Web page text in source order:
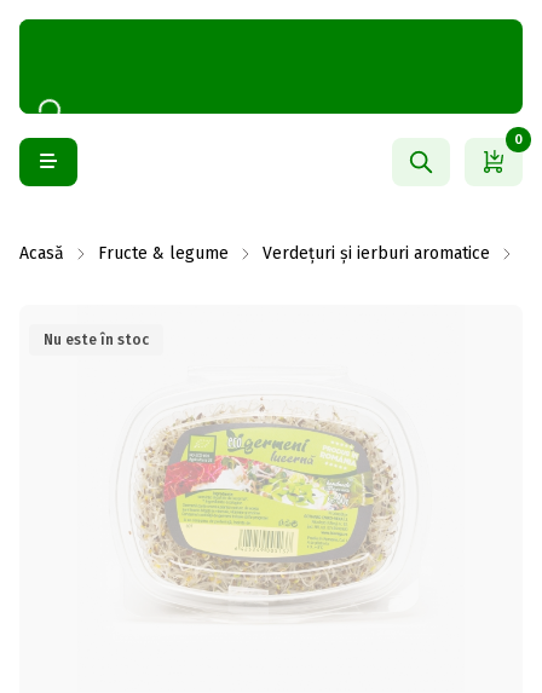
0
Acasă Fructe & legume Verdețuri și ierburi aromatice
Nu este în stoc